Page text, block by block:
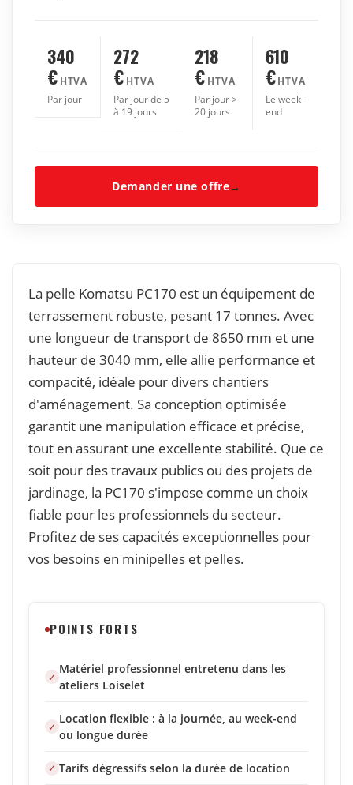
340
€ HTVA
Par jour
272
€ HTVA
Par jour de 5
à 19 jours
218
€ HTVA
Par jour >
20 jours
610
€ HTVA
Le week-
end
Demander une offre→
La pelle Komatsu PC170 est un équipement de
terrassement robuste, pesant 17 tonnes. Avec
une longueur de transport de 8650 mm et une
hauteur de 3040 mm, elle allie performance et
compacité, idéale pour divers chantiers
d'aménagement. Sa conception optimisée
garantit une manipulation efficace et précise,
tout en assurant une excellente stabilité. Que ce
soit pour des travaux publics ou des projets de
jardinage, la PC170 s'impose comme un choix
fiable pour les professionnels du secteur.
Profitez de ses capacités exceptionnelles pour
vos besoins en minipelles et pelles.
POINTS FORTS
Matériel professionnel entretenu dans les
ateliers Loiselet
Location flexible : à la journée, au week-end
ou longue durée
Tarifs dégressifs selon la durée de location